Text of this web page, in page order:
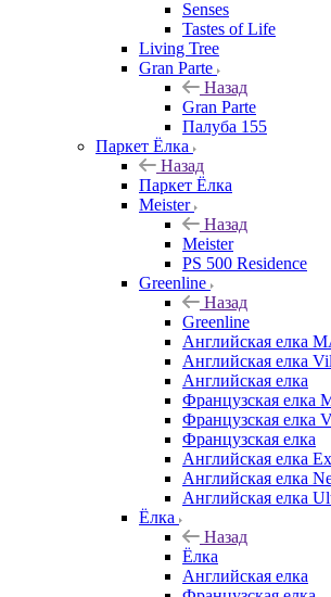
Senses
Tastes of Life
Living Tree
Gran Parte
Назад
Gran Parte
Палуба 155
Паркет Ёлка
Назад
Паркет Ёлка
Meister
Назад
Meister
PS 500 Residence
Greenline
Назад
Greenline
Английская елка
Английская елка
Английская елка
Французская елка
Французская елка
Французская елка
Английская елка
Английская елка
Английская елка
Ёлка
Назад
Ёлка
Английская елка